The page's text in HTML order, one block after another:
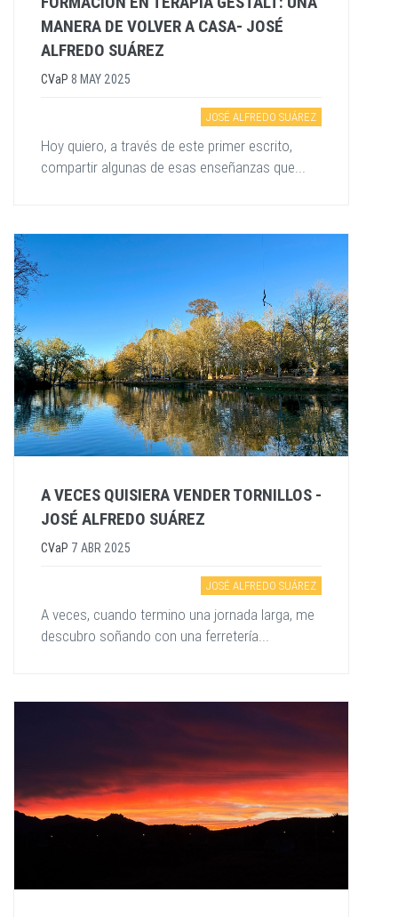
MANERA DE VOLVER A CASA- JOSÉ
ALFREDO SUÁREZ
CVaP 8 MAY 2025
JOSÉ ALFREDO SUÁREZ
Hoy quiero, a través de este primer escrito,
compartir algunas de esas enseñanzas que...
A VECES QUISIERA VENDER TORNILLOS -
JOSÉ ALFREDO SUÁREZ
CVaP 7 ABR 2025
JOSÉ ALFREDO SUÁREZ
A veces, cuando termino una jornada larga, me
descubro soñando con una ferretería...